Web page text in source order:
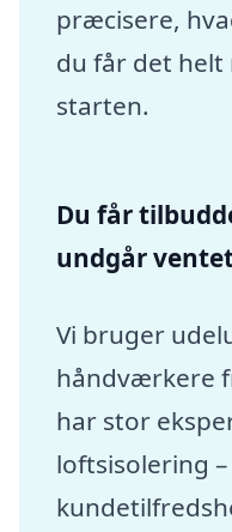
præcisere,
du får det
starten.
Du får
undgår
Vi bruger
håndværkere
har stor
loftsisolering